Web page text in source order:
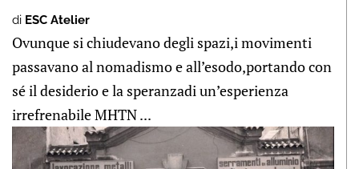
di ESC Atelier
Ovunque si chiudevano degli spazi,i movimenti
passavano al nomadismo e all’esodo,portando con
sé il desiderio e la speranzadi un’esperienza
irrefrenabile MHTN ...